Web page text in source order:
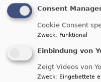
Martin-Luther-Platz 2
83278 Traunstein
Consent
Cookie Consent
Zweck: Funktional
Einbindung von
Zeigt Videos von
Zweck: Eingebettete